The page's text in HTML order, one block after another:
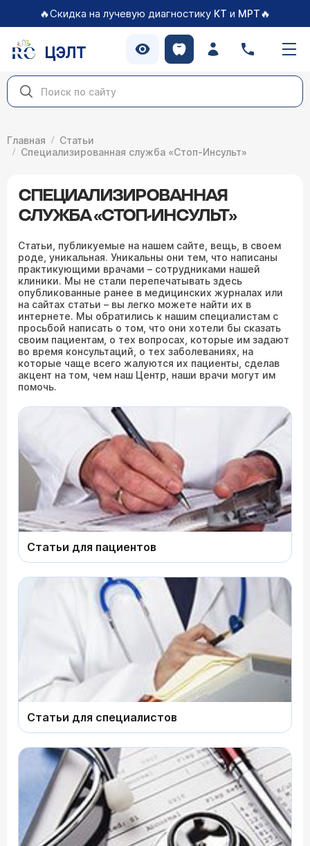
🔥Скидка на лучевую диагностику КТ и МРТ🔥
ЦЭЛТ
Главная
Статьи
Специализированная служба «Стоп-Инсульт»
СПЕЦИАЛИЗИРОВАННАЯ
СЛУЖБА «СТОП-ИНСУЛЬТ»
Статьи, публикуемые на нашем сайте, вещь, в своем
роде, уникальная. Уникальны они тем, что написаны
практикующими врачами – сотрудниками нашей
клиники. Мы не стали перепечатывать здесь
опубликованные ранее в медицинских журналах или
на сайтах статьи – вы легко можете найти их в
интернете. Мы обратились к нашим специалистам с
просьбой написать о том, что они хотели бы сказать
своим пациентам, о тех вопросах, которые им задают
во время консультаций, о тех заболеваниях, на
которые чаще всего жалуются их пациенты, сделав
акцент на том, чем наш Центр, наши врачи могут им
помочь.
Статьи для пациентов
Статьи для специалистов